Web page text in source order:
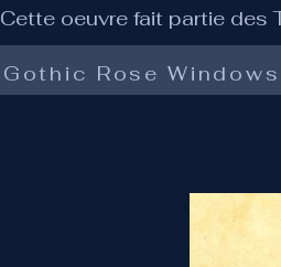
Cette oeuvre fait partie des
Gothic Rose Windows